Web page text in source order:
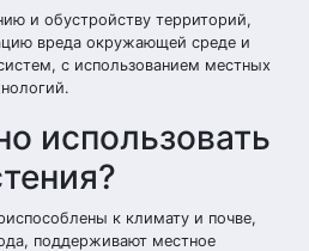
и обустройству территорий,
вреда окружающей среде и
с использованием местных
использовать
к климату и почве,
поддерживают местное